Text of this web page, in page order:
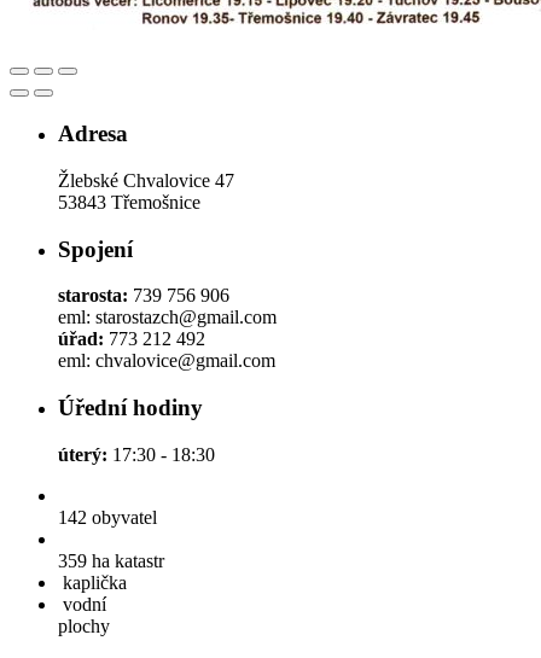
Adresa
Žlebské Chvalovice 47
53843 Třemošnice
Spojení
starosta: 739 756 906
eml: starostazch@gmail.com
úřad: 773 212 492
eml: chvalovice@gmail.com
Úřední hodiny
úterý: 17:30 - 18:30
142 obyvatel
359 ha katastr
kaplička
vodní
plochy